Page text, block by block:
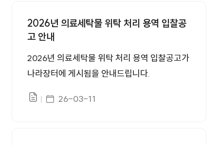
2026년 의료세탁물 위탁 처리 용역 입찰공
고 안내
2026년 의료세탁물 위탁 처리 용역 입찰공고가
나라장터에 게시됨을 안내드립니다.
파일있음게시일자
26-03-11